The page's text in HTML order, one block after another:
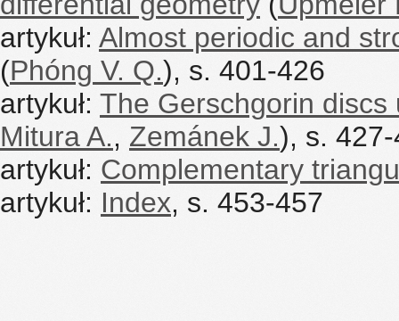
artykuł: Almost periodic and
(Phóng V. Q.), s. 401-426
artykuł: The Gerschgorin
Mitura A., Zemánek J.), s.
artykuł: Complementary
artykuł: Index, s. 453-457